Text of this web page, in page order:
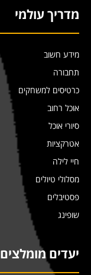
מדריך עולמי
מידע חשוב
תחבורה
כרטיסים למשחקים
אוכל רחוב
סיורי אוכל
אטרקציות
חיי לילה
מסלולי טיולים
פסטיבלים
שופינג
יעדים מומלצים